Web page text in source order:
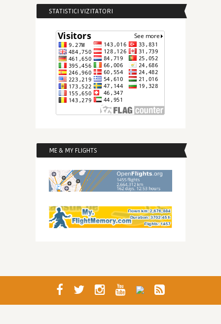
STATISTICI VIZITATORI
ME & MY FLIGHTS